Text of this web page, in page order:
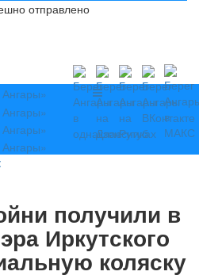
отправлено
получили в
Иркутского
коляску